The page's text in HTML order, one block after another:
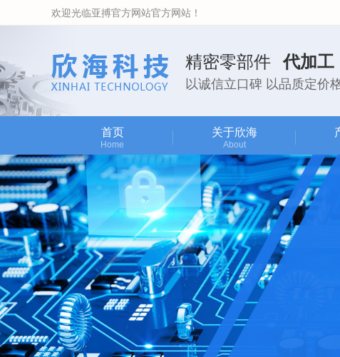
欢迎光临亚搏官方网站官方网站！
精密零部件 代加工
以诚信立口碑 以品质定价
首页
Home
关于欣海
About